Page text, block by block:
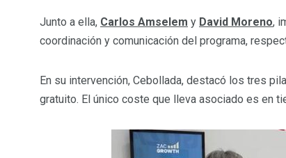
Junto a ella, Carlos Amselem y David Moreno,
coordinación y comunicación del programa,
En su intervención, Cebollada, destacó los tres
gratuito. El único coste que lleva asociado es en